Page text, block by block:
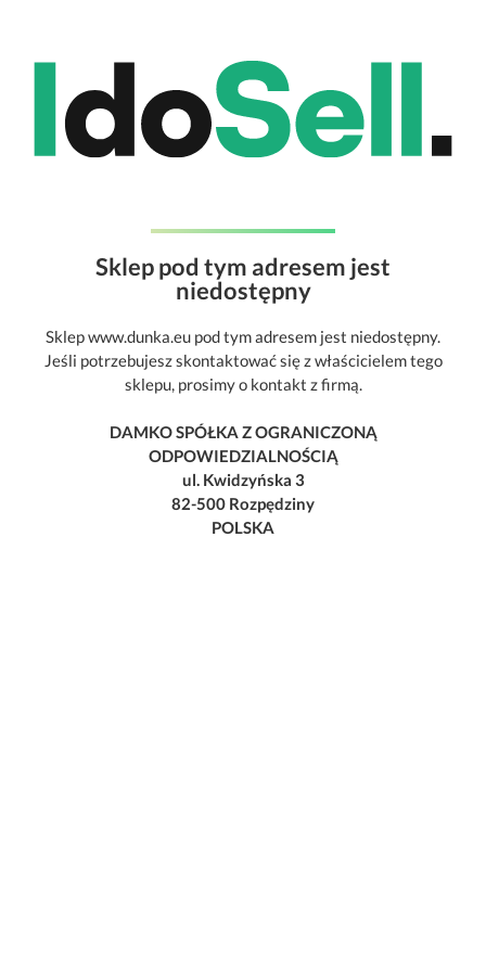
Sklep pod tym adresem jest
niedostępny
Sklep www.dunka.eu pod tym adresem jest niedostępny.
Jeśli potrzebujesz skontaktować się z właścicielem tego
sklepu, prosimy o kontakt z firmą.
DAMKO SPÓŁKA Z OGRANICZONĄ
ODPOWIEDZIALNOŚCIĄ
ul. Kwidzyńska 3
82-500 Rozpędziny
POLSKA